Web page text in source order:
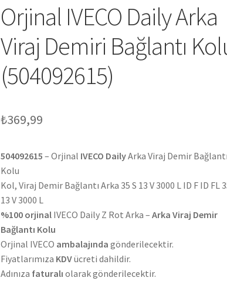
Orjinal IVECO Daily Arka
Viraj Demiri Bağlantı
(504092615)
₺369,99
504092615 – Orjinal IVECO DailyArka Viraj Demir Bağlantı
Kolu
Kol, Viraj Demir Bağlantı Arka 35 S 13 V 3000 L ID F ID FL
13 V 3000 L
%100 orjinal IVECO Daily Z Rot Arka –Arka Viraj Demir
Bağlantı Kolu
Orjinal IVECO ambalajında gönderilecektir.
Fiyatlarımıza KDVücreti dahildir.
Adınıza faturalı olarak gönderilecektir.